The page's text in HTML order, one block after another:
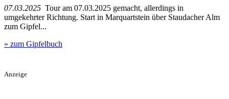
07.03.2025 Tour am 07.03.2025 gemacht, allerdings in
umgekehrter Richtung. Start in Marquartstein über Staudacher Alm
zum Gipfel...
» zum Gipfelbuch
Anzeige